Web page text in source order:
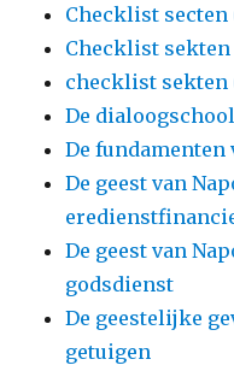
Checklist secten
Checklist sekten
checklist sekten
De
De fundamenten
De geest van
De geest van
godsdienst
De geestelijke
getuigen